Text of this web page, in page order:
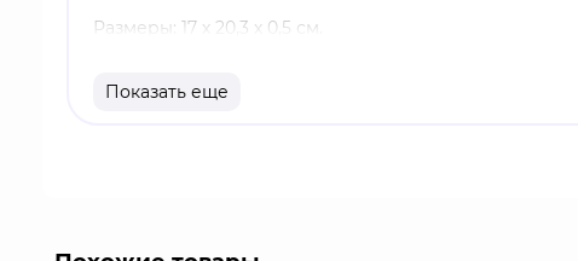
Размеры: 17 х 20,3 х 0,5 см.
Оригинальный и официально лицензированный
Показать еще